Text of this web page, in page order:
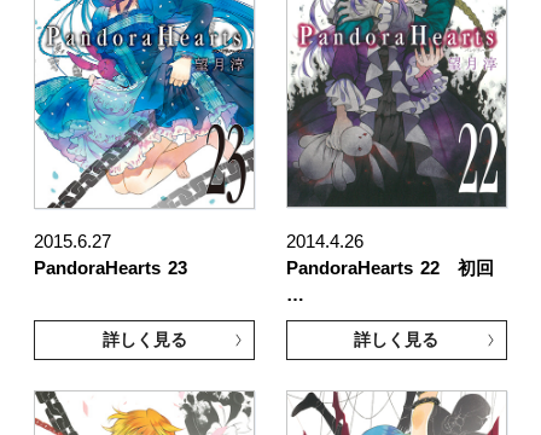
2015.6.27
PandoraHearts 23
詳しく見る
2014.4.26
PandoraHearts 22 初回
…
詳しく見る